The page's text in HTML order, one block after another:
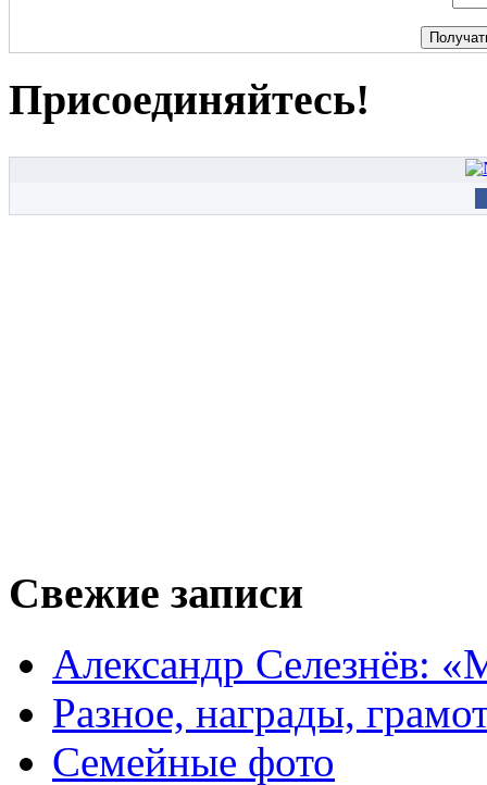
Присоединяйтесь!
Свежие записи
Александр Селезнёв:
Разное, награды,
Семейные фото